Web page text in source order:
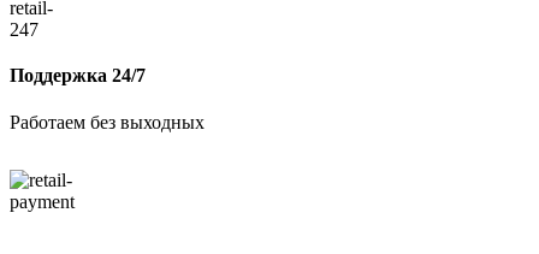
Поддержка 24/7
Работаем без выходных